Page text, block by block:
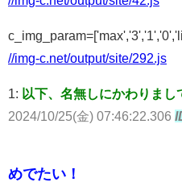
//img-c.net/output/site/292.js
1: 以下、名無しにかわりま
2024/10/25(金) 07:46:22.306
めでたい！